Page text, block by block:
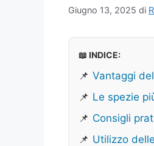
Giugno 13, 2025 di
📖 INDICE:
📌 Vantaggi
📌 Le spezie
📌 Consigli
📌 Utilizzo